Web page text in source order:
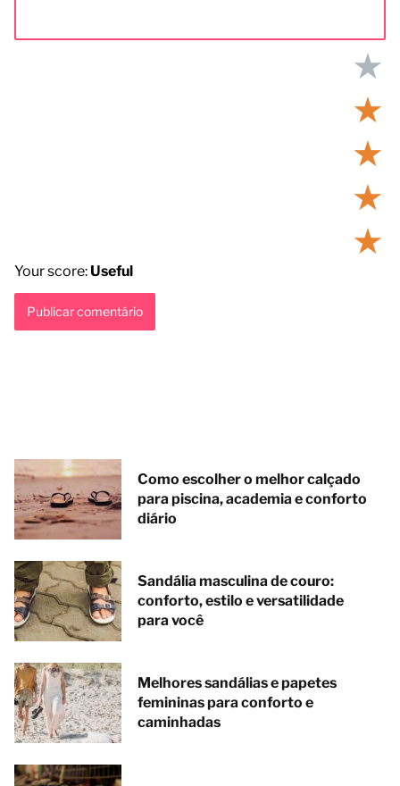
★
★
★
★
★
Your score: Useful
Como escolher o melhor calçado
para piscina, academia e conforto
diário
Sandália masculina de couro:
conforto, estilo e versatilidade
para você
Melhores sandálias e papetes
femininas para conforto e
caminhadas